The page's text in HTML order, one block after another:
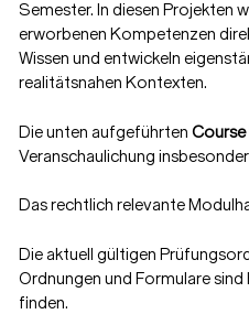
Semester. In diesen Projekten
erworbenen Kompetenzen
Wissen und entwickeln
realitätsnahen Kontexten.
Die unten aufgeführten Course
Veranschaulichung
Das rechtlich relevante
Die aktuell gültigen
Ordnungen und Formulare sind
finden.